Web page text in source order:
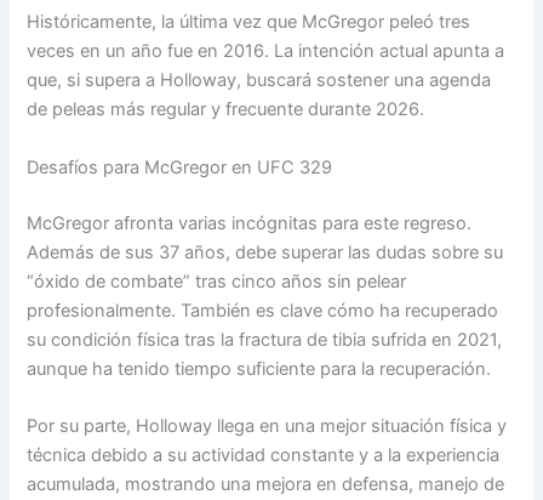
Históricamente, la última vez que McGregor peleó tres
veces en un año fue en 2016. La intención actual apunta a
que, si supera a Holloway, buscará sostener una agenda
de peleas más regular y frecuente durante 2026.
Desafíos para McGregor en UFC 329
McGregor afronta varias incógnitas para este regreso.
Además de sus 37 años, debe superar las dudas sobre su
“óxido de combate” tras cinco años sin pelear
profesionalmente. También es clave cómo ha recuperado
su condición física tras la fractura de tibia sufrida en 2021,
aunque ha tenido tiempo suficiente para la recuperación.
Por su parte, Holloway llega en una mejor situación física y
técnica debido a su actividad constante y a la experiencia
acumulada, mostrando una mejora en defensa, manejo de